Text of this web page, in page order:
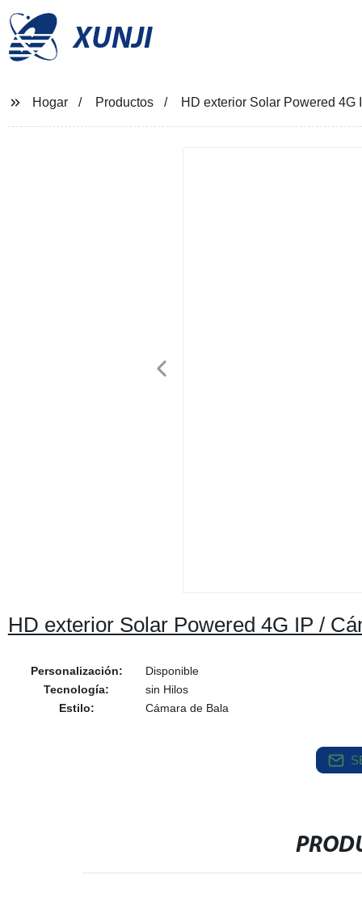
XUNJI
Hogar Productos HD exterior Solar Powered 4G
HD exterior Solar Powered 4G IP /
Personalización:
Disponible
Tecnología:
sin Hilos
Estilo:
Cámara de Bala